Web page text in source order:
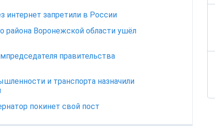
интернет запретили в России
района Воронежской области ушёл
правительства
и транспорта назначили
покинет свой пост